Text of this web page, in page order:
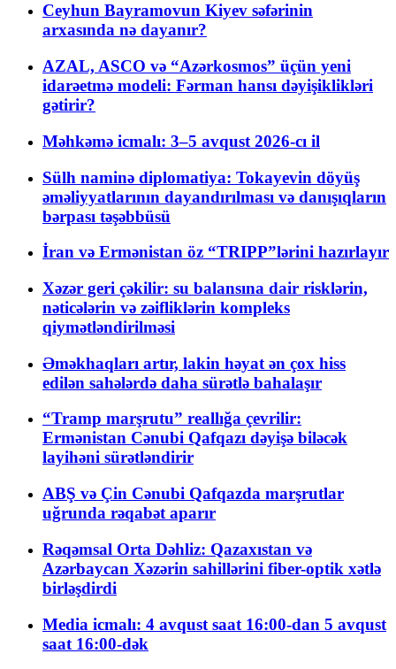
Ceyhun Bayramovun Kiyev səfərinin
arxasında nə dayanır?
AZAL, ASCO və “Azərkosmos” üçün yeni
idarəetmə modeli: Fərman hansı dəyişiklikləri
gətirir?
Məhkəmə icmalı: 3–5 avqust 2026-cı il
Sülh naminə diplomatiya: Tokayevin döyüş
əməliyyatlarının dayandırılması və danışıqların
bərpası təşəbbüsü
İran və Ermənistan öz “TRIPP”lərini hazırlayır
Xəzər geri çəkilir: su balansına dair risklərin,
nəticələrin və zəifliklərin kompleks
qiymətləndirilməsi
Əməkhaqları artır, lakin həyat ən çox hiss
edilən sahələrdə daha sürətlə bahalaşır
“Tramp marşrutu” reallığa çevrilir:
Ermənistan Cənubi Qafqazı dəyişə biləcək
layihəni sürətləndirir
ABŞ və Çin Cənubi Qafqazda marşrutlar
uğrunda rəqabət aparır
Rəqəmsal Orta Dəhliz: Qazaxıstan və
Azərbaycan Xəzərin sahillərini fiber-optik xətlə
birləşdirdi
Media icmalı: 4 avqust saat 16:00-dan 5 avqust
saat 16:00-dək